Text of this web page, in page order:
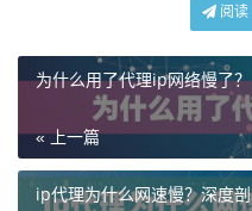
阅读
为什么用了代理ip网络慢了？
« 上一篇
ip代理为什么网速慢？深度